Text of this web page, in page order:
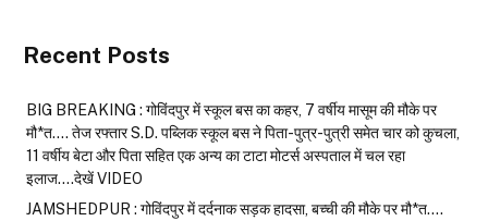
Recent Posts
BIG BREAKING : गोविंदपुर में स्कूल बस का कहर, 7 वर्षीय मासूम की मौके पर
मौ*त…. तेज रफ्तार S.D. पब्लिक स्कूल बस ने पिता-पुत्र-पुत्री समेत चार को कुचला,
11 वर्षीय बेटा और पिता सहित एक अन्य का टाटा मोटर्स अस्पताल में चल रहा
इलाज….देखें VIDEO
JAMSHEDPUR : गोविंदपुर में दर्दनाक सड़क हादसा, बच्ची की मौके पर मौ*त….